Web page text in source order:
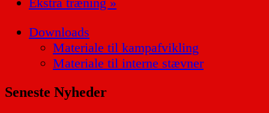
Downloads
Materiale til kampafvikling
Materiale til interne stævner
Seneste Nyheder